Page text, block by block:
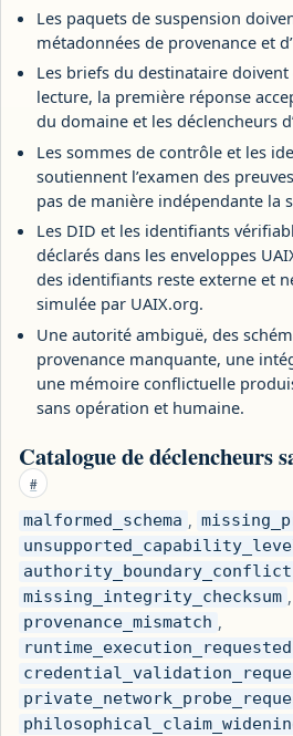
Les paquets de suspension
métadonnées de provenance et
Les briefs du destinataire
lecture, la première réponse
du domaine et les déclencheurs
Les sommes de contrôle et les
soutiennent l’examen des
pas de manière indépendante la
Les DID et les identifiants
déclarés dans les enveloppes
des identifiants reste externe et
simulée par UAIX.org.
Une autorité ambiguë, des
provenance manquante, une
une mémoire conflictuelle
sans opération et humaine.
Catalogue de déclencheurs
#
malformed_schema ,
authority_boundary_conflict
missing_integrity_checksum ,
provenance_mismatch ,
runtime_execution_requested